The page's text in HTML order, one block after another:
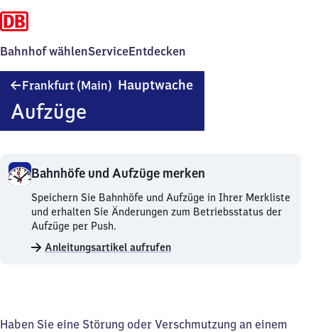
Bahnhof wählenServiceEntdecken
Frankfurt (Main) Hauptwache
Aufzüge
Bahnhöfe und Aufzüge merken
Bahnhöfe
und
Aufzüge
merken.
Speichern Sie Bahnhöfe und Aufzüge in Ihrer Merkliste
und erhalten Sie Änderungen zum Betriebsstatus der
Aufzüge per Push.
Anleitungsartikel aufrufen
Haben Sie eine Störung oder Verschmutzung an einem